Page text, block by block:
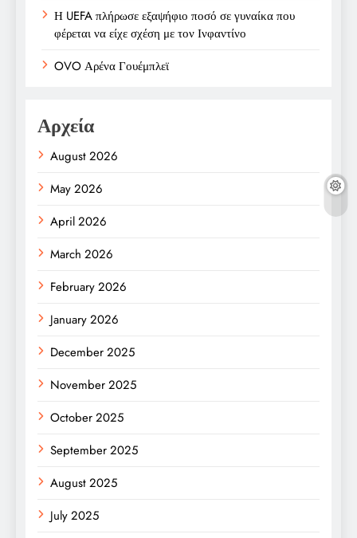
Η UEFA πλήρωσε εξαψήφιο ποσό σε γυναίκα που
φέρεται να είχε σχέση με τον Ινφαντίνο
OVO Αρένα Γουέμπλεϊ
Αρχεία
August 2026
May 2026
April 2026
March 2026
February 2026
January 2026
December 2025
November 2025
October 2025
September 2025
August 2025
July 2025